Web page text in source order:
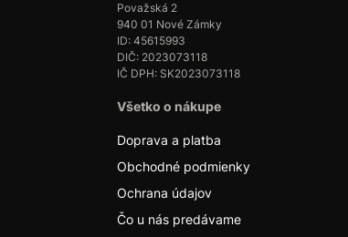
Považská 2
940 01 Nové Zámky
ID: 45615993
DIČ: 2023073118
IČ DPH: SK2023073118
Všetko o nákupe
Doprava a platba
Obchodné podmienky
Ochrana údajov
Čo u nás predávame